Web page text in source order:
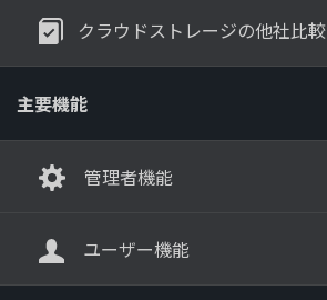
クラウドストレージの他社比較
主要機能
管理者機能
ユーザー機能